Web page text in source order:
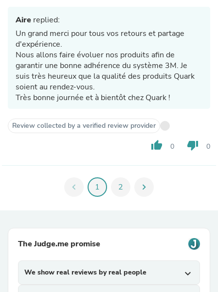
Aire replied:
Un grand merci pour tous vos retours et partage
d'expérience.
Nous allons faire évoluer nos produits afin de
garantir une bonne adhérence du système 3M. Je
suis très heureux que la qualité des produits Quark
soient au rendez-vous.
Très bonne journée et à bientôt chez Quark !
Review collected by a verified review provider
thumb_up 0 thumb_down 0
chevron_left 1 2 chevron_right
The Judge.me promise
We show real reviews by real people expand_more